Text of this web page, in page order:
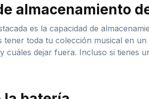
almacenamiento
es la capacidad de
tener toda tu colección musical en
cuáles dejar fuera. Incluso si tienes